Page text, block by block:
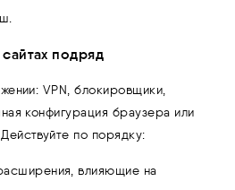
подряд
VPN, блокировщики,
конфигурация браузера или
по порядку:
влияющие на